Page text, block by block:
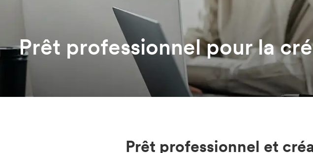
Prêt professionnel pour la
Prêt professionnel et